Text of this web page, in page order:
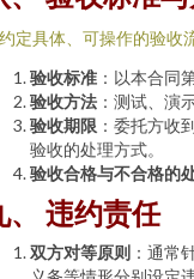
定具体、可操作的验收
验收标准 ：以本合同
验收方法 ：测试、演
验收期限 ：委托方收
验收的处理方式。
验收合格与不合格的
、 违约责任
双方对等原则 ：通常